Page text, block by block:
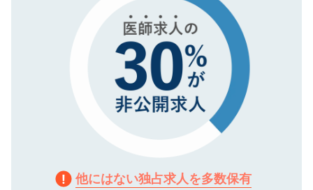
他にはない独占求人を多数保有